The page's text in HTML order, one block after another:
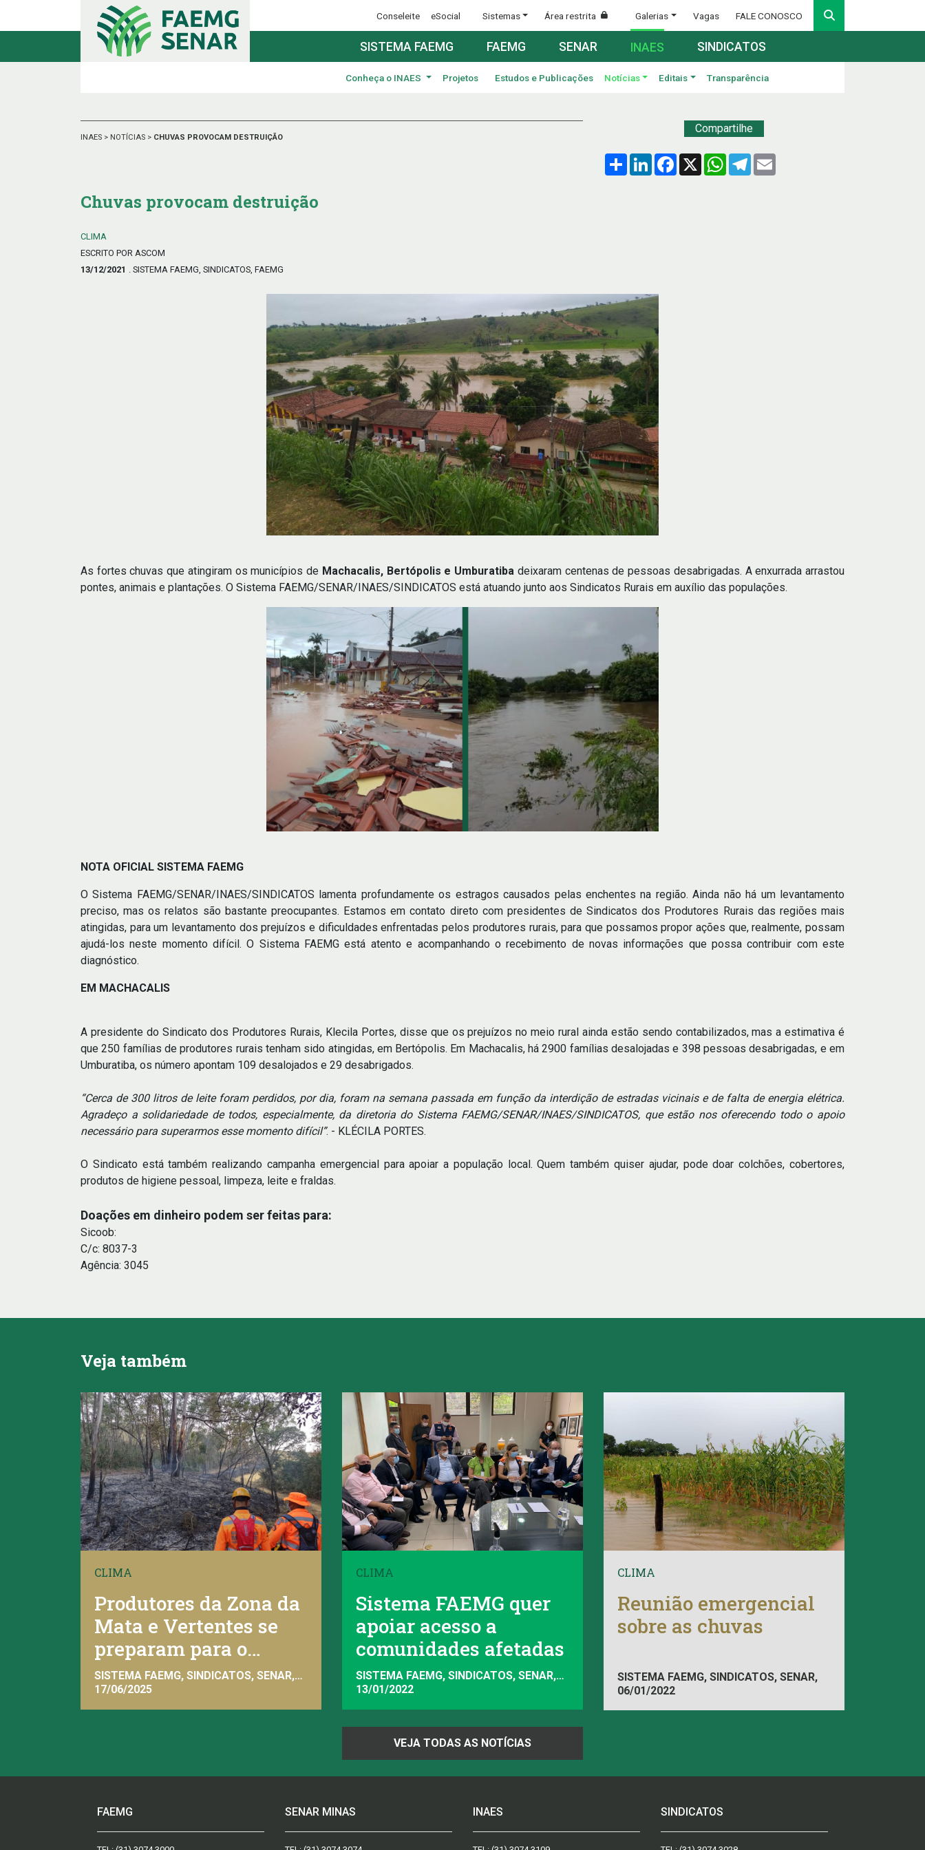
Conseleite eSocial Sistemas Área restrita Galerias Vagas FALE CONOSCO
SISTEMA FAEMG FAEMG SENAR INAES SINDICATOS
Conheça o INAES Projetos Estudos e Publicações Notícias Editais Transparência
INAES > NOTÍCIAS > CHUVAS PROVOCAM DESTRUIÇÃO
Compartilhe
Compartilhar
LinkedInFacebook
X WhatsApp
Telegram
Chuvas provocam destruição
CLIMA
ESCRITO POR ASCOM
13/12/2021 . SISTEMA FAEMG, SINDICATOS, FAEMG
As fortes chuvas que atingiram os municípios de Machacalis, Bertópolis e Umburatiba deixaram centenas de pessoas desabrigadas. A enxurrada arrastou
pontes, animais e plantações. O Sistema FAEMG/SENAR/INAES/SINDICATOS está atuando junto aos Sindicatos Rurais em auxílio das populações.
NOTA OFICIAL SISTEMA FAEMG
O Sistema FAEMG/SENAR/INAES/SINDICATOS lamenta profundamente os estragos causados pelas enchentes na região. Ainda não há um levantamento
preciso, mas os relatos são bastante preocupantes. Estamos em contato direto com presidentes de Sindicatos dos Produtores Rurais das regiões mais
atingidas, para um levantamento dos prejuízos e dificuldades enfrentadas pelos produtores rurais, para que possamos propor ações que, realmente, possam
ajudá-los neste momento difícil. O Sistema FAEMG está atento e acompanhando o recebimento de novas informações que possa contribuir com este
diagnóstico.
EM MACHACALIS
A presidente do Sindicato dos Produtores Rurais, Klecila Portes, disse que os prejuízos no meio rural ainda estão sendo contabilizados, mas a estimativa é
que 250 famílias de produtores rurais tenham sido atingidas, em Bertópolis. Em Machacalis, há 2900 famílias desalojadas e 398 pessoas desabrigadas, e em
Umburatiba, os número apontam 109 desalojados e 29 desabrigados.
“Cerca de 300 litros de leite foram perdidos, por dia, foram na semana passada em função da interdição de estradas vicinais e de falta de energia elétrica.
Agradeço a solidariedade de todos, especialmente, da diretoria do Sistema FAEMG/SENAR/INAES/SINDICATOS, que estão nos oferecendo todo o apoio
necessário para superarmos esse momento difícil”. - KLÉCILA PORTES.
O Sindicato está também realizando campanha emergencial para apoiar a população local. Quem também quiser ajudar, pode doar colchões, cobertores,
produtos de higiene pessoal, limpeza, leite e fraldas.
Doações em dinheiro podem ser feitas para:
Sicoob:
C/c: 8037-3
Agência: 3045
Veja também
CLIMA
Produtores da Zona da
Mata e Vertentes se
preparam para o
inverno
SISTEMA FAEMG, SINDICATOS, SENAR,
INAES
17/06/2025
CLIMA
Sistema FAEMG quer
apoiar acesso a
comunidades afetadas
SISTEMA FAEMG, SINDICATOS, SENAR,
FAEMG
13/01/2022
CLIMA
Reunião emergencial
sobre as chuvas
SISTEMA FAEMG, SINDICATOS, SENAR,
INAES, FAEMG
06/01/2022
VEJA TODAS AS NOTÍCIAS
FAEMG SENAR MINAS INAES SINDICATOS